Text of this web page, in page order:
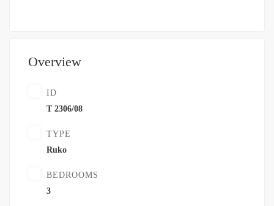
Overview
ID
T 2306/08
TYPE
Ruko
BEDROOMS
3